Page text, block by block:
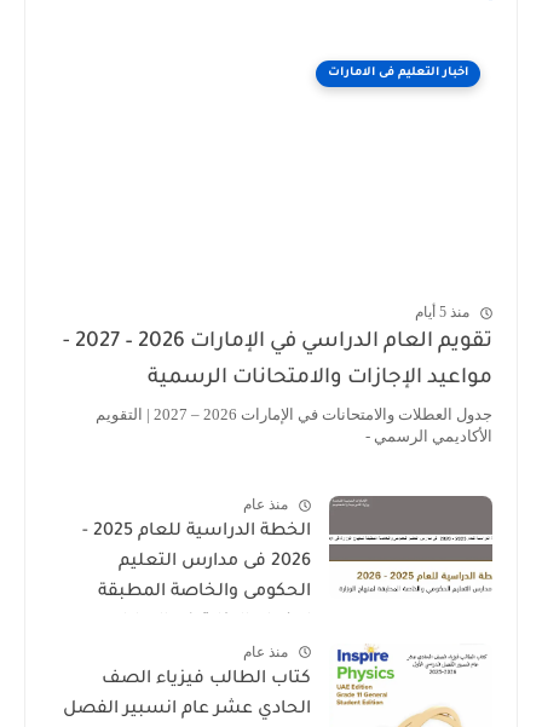
اخبار التعليم فى الامارات
منذ 5 أيام
تقويم العام الدراسي في الإمارات 2026 – 2027 -
مواعيد الإجازات والامتحانات الرسمية
جدول العطلات والامتحانات في الإمارات 2026 – 2027 | التقويم
الأكاديمي الرسمي -
منذ عام
الخطة الدراسية للعام 2025 -
2026 فى مدارس التعليم
الحكومى والخاصة المطبقة
منذ عام
كتاب الطالب فيزياء الصف
الحادي عشر عام انسبير الفصل